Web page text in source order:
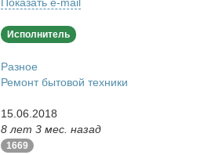
Исполнитель
Разное
Ремонт бытовой техники
15.06.2018
8 лет 3 мес. назад
1669